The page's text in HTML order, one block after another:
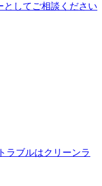
してご相談ください
ラブルはクリーンラ